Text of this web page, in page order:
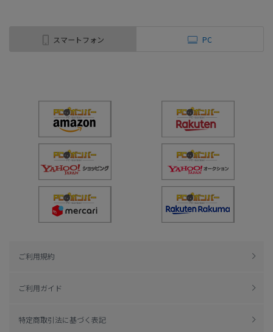
スマートフォン PC
ご利用規約
ご利用ガイド
特定商取引法に基づく表記